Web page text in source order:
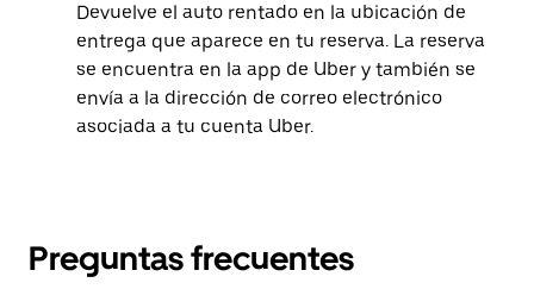
Devuelve el auto rentado en la ubicación de
entrega que aparece en tu reserva. La reserva
se encuentra en la app de Uber y también se
envía a la dirección de correo electrónico
asociada a tu cuenta Uber.
Preguntas frecuentes